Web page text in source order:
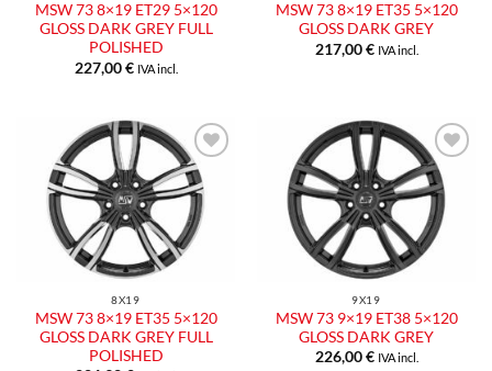
MSW 73 8×19 ET29 5×120
GLOSS DARK GREY FULL
POLISHED
227,00€ IVA incl.
MSW 73 8×19 ET35 5×120
GLOSS DARK GREY
217,00€ IVA incl.
Aggiungi
alla lista
dei
desideri
8X19
MSW 73 8×19 ET35 5×120
GLOSS DARK GREY FULL
POLISHED
Aggiungi
alla lista
dei
desideri
9X19
MSW 73 9×19 ET38 5×120
GLOSS DARK GREY
226,00€ IVA incl.